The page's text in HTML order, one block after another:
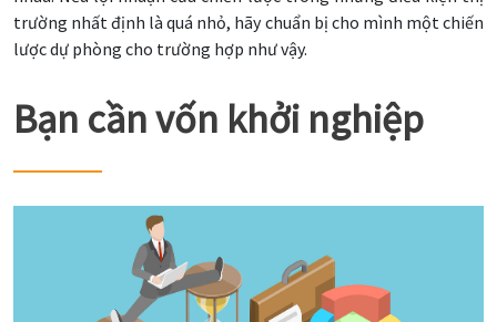
trường nhất định là quá nhỏ, hãy chuẩn bị cho mình một chiến
lược dự phòng cho trường hợp như vậy.
Bạn cần vốn khởi nghiệp